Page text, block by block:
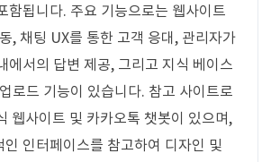
함됩니다. 주요 기능으로는 웹사이트
, 채팅 UX를 통한 고객 응대, 관리자가
에서의 답변 제공, 그리고 지식 베이스
로드 기능이 있습니다. 참고 사이트로
웹사이트 및 카카오톡 챗봇이 있으며,
인 인터페이스를 참고하여 디자인 및